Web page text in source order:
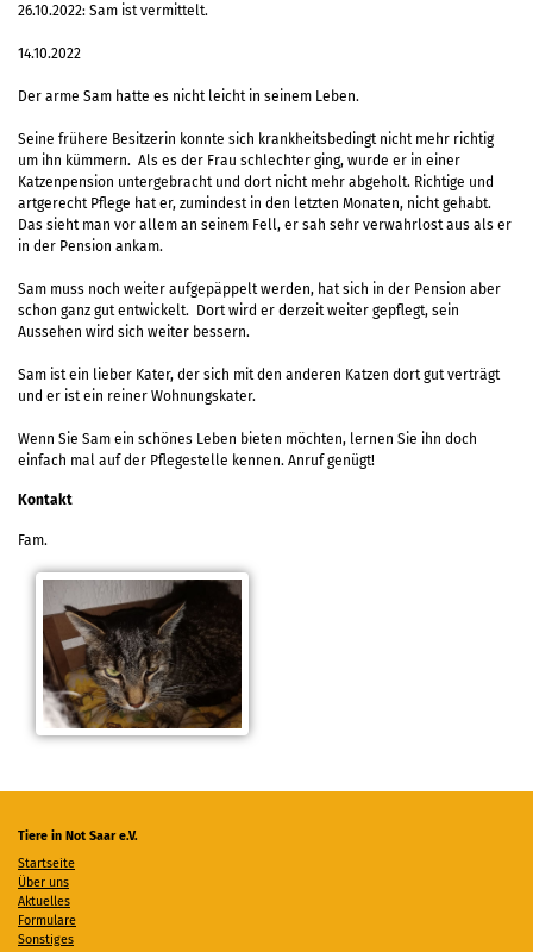
26.10.2022: Sam ist vermittelt.
14.10.2022
Der arme Sam hatte es nicht leicht in seinem Leben.
Seine frühere Besitzerin konnte sich krankheitsbedingt nicht mehr richtig
um ihn kümmern. Als es der Frau schlechter ging, wurde er in einer
Katzenpension untergebracht und dort nicht mehr abgeholt. Richtige und
artgerecht Pflege hat er, zumindest in den letzten Monaten, nicht gehabt.
Das sieht man vor allem an seinem Fell, er sah sehr verwahrlost aus als er
in der Pension ankam.
Sam muss noch weiter aufgepäppelt werden, hat sich in der Pension aber
schon ganz gut entwickelt. Dort wird er derzeit weiter gepflegt, sein
Aussehen wird sich weiter bessern.
Sam ist ein lieber Kater, der sich mit den anderen Katzen dort gut verträgt
und er ist ein reiner Wohnungskater.
Wenn Sie Sam ein schönes Leben bieten möchten, lernen Sie ihn doch
einfach mal auf der Pflegestelle kennen. Anruf genügt!
Kontakt
Fam.
Tiere in Not Saar e.V.
Startseite
Über uns
Aktuelles
Formulare
Sonstiges